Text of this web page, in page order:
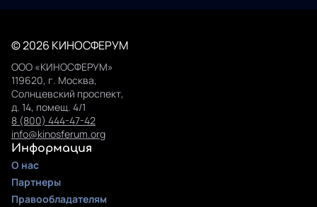
© 2026 КИНОСФЕРУМ
ООО «КИНОСФЕРУМ»
119620, г. Москва,
Солнцевский проспект,
д. 14, помещ. 4/1
8 (800) 444-47-42
info@kinosferum.org
Информация
О нас
Партнеры
Правообладателям